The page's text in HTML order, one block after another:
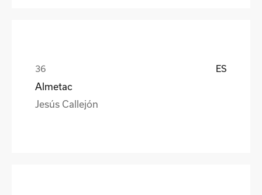
ES
Almetac
Jesús Callejón